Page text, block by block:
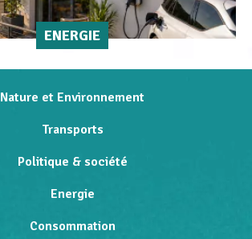
ENERGIE
Nature et Environnement
Transports
Politique & société
Energie
Consommation